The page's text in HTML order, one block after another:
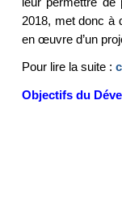
2018, met donc à
en œuvre d’un
Pour lire la suite :
Objectifs du